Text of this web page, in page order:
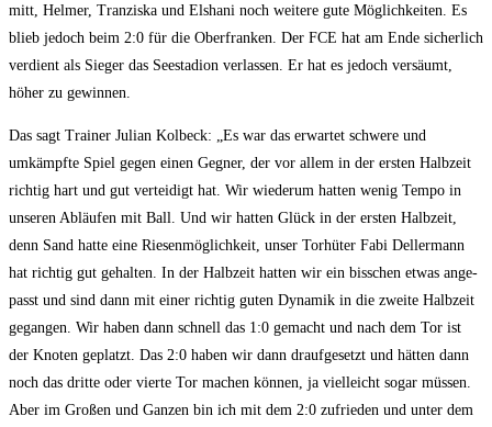
mitt, Hel­mer, Tran­zis­ka und Elsha­ni noch wei­te­re gute Mög­lich­kei­ten. Es
blieb jedoch beim 2:0 für die Ober­fran­ken. Der FCE hat am Ende sicher­lich
ver­dient als Sie­ger das See­sta­di­on ver­las­sen. Er hat es jedoch ver­säumt,
höher zu gewinnen.
Das sagt Trai­ner Juli­an Kol­beck: „Es war das erwar­tet schwe­re und
umkämpf­te Spiel gegen einen Geg­ner, der vor allem in der ers­ten Halb­zeit
rich­tig hart und gut ver­tei­digt hat. Wir wie­der­um hat­ten wenig Tem­po in
unse­ren Abläu­fen mit Ball. Und wir hat­ten Glück in der ers­ten Halb­zeit,
denn Sand hat­te eine Rie­sen­mög­lich­keit, unser Tor­hü­ter Fabi Dell­er­mann
hat rich­tig gut gehal­ten. In der Halb­zeit hat­ten wir ein biss­chen etwas ange­
passt und sind dann mit einer rich­tig guten Dyna­mik in die zwei­te Halb­zeit
gegan­gen. Wir haben dann schnell das 1:0 gemacht und nach dem Tor ist
der Kno­ten geplatzt. Das 2:0 haben wir dann drauf­ge­setzt und hät­ten dann
noch das drit­te oder vier­te Tor machen kön­nen, ja viel­leicht sogar müs­sen.
Aber im Gro­ßen und Gan­zen bin ich mit dem 2:0 zufrie­den und unter dem